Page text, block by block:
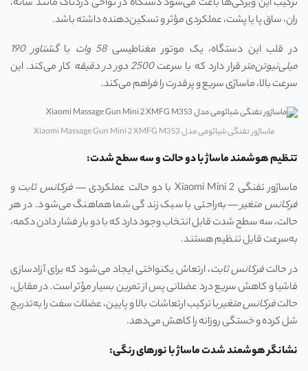
ترکیب این ویژگی‌ها باعث می‌شود دستگاه در نواحی دردناک مانند شانه،
ران، ساق پا یا پشت، عملکردی مؤثر و تسکین‌دهنده داشته باشد.
در قلب این دستگاه، یک موتور مغناطیسی58 وات با
گشتاور 190
میلی‌نیوتن‌مترقرار دارد که با سرعت2500دور در دقیقه کار می‌کند. این
سرعت بالا، ماساژی سریع و پرقدرت را فراهم می‌کند.
ماساژور تفنگی شیائومی مدل Xiaomi Massage Gun Mini 2 XMFG M353
تنظیم هوشمند ماساژ با دو حالت و سه سطح شدت:
ماساژور تفنگی Xiaomi Mini 2 با دو حالت عملکردی — فرکانس ثابت و
فرکانس متغیر— به‌راحتی با سبک زندگی شما هماهنگ می‌شود. در هر
حالت، سه سطح شدت قابل انتخاب وجود دارد که با دو بار فشار دادن دکمه،
به‌سرعت قابل تنظیم هستند.
در حالتفرکانس ثابت، ارتعاش یکنواختی ایجاد می‌شود که برای آزادسازی
فاشیا و کاهش سریع درد عضلانی پس از تمرین بسیار مؤثر است. در مقابل،
حالتفرکانس متغیربا ترکیب ارتعاشات بالا و پایین، عضلات سفت را به‌تدریج
شل کرده و خستگی روزانه را کاهش می‌دهد.
نشانگر هوشمند شدت ماساژ با نورهای رنگی: